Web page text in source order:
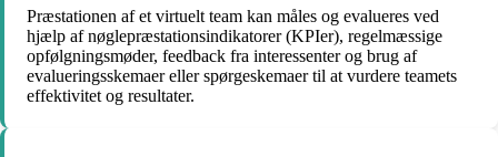
Præstationen af et virtuelt team kan måles og evalueres ved
hjælp af nøglepræstationsindikatorer (KPIer), regelmæssige
opfølgningsmøder, feedback fra interessenter og brug af
evalueringsskemaer eller spørgeskemaer til at vurdere teamets
effektivitet og resultater.